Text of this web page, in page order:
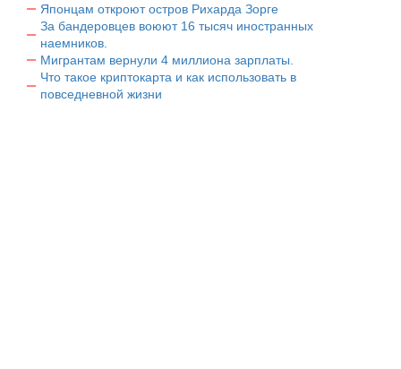
Японцам откроют остров Рихарда Зорге
За бандеровцев воюют 16 тысяч иностранных
наемников.
Мигрантам вернули 4 миллиона зарплаты.
Что такое криптокарта и как использовать в
повседневной жизни